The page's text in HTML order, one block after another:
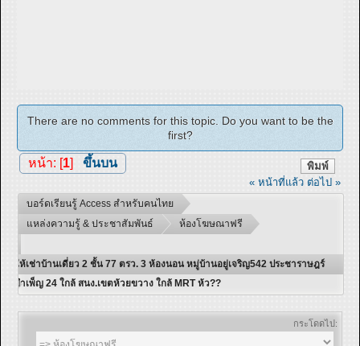
There are no comments for this topic. Do you want to be the
first?
พิมพ์
หน้า: [ 1] ขึ้นบน
« หน้าที่แล้ว ต่อไป »
บอร์ดเรียนรู้ Access สำหรับคนไทย
แหล่งความรู้ & ประชาสัมพันธ์
ห้องโฆษณาฟรี
ให้เช่าบ้านเดี่ยว 2 ชั้น 77 ตรว. 3 ห้องนอน หมู่บ้านอยู่เจริญ542 ประชาราษฎร์
บำเพ็ญ 24 ใกล้ สนง.เขตห้วยขวาง ใกล้ MRT ห้ว??
กระโดดไป: